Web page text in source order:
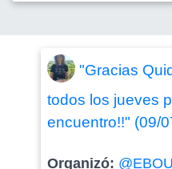
"Gracias
todos los jueves
encuentro!!" (09/
Organizó: